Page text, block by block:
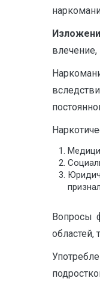
Вопросы
областей,